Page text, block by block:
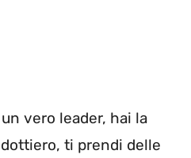
vero leader, hai la
ti prendi delle